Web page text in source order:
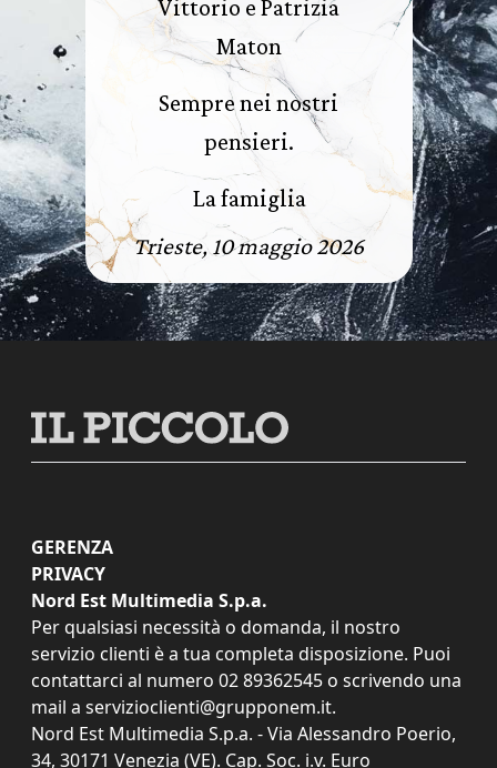
Vittorio e Patrizia
Maton
Sempre nei nostri
pensieri.
La famiglia
Trieste, 10 maggio 2026
GERENZA
PRIVACY
Nord Est Multimedia S.p.a.
Per qualsiasi necessità o domanda, il nostro
servizio clienti è a tua completa disposizione. Puoi
contattarci al numero 02 89362545 o scrivendo una
mail a servizioclienti@grupponem.it.
Nord Est Multimedia S.p.a. - Via Alessandro Poerio,
34, 30171 Venezia (VE). Cap. Soc. i.v. Euro